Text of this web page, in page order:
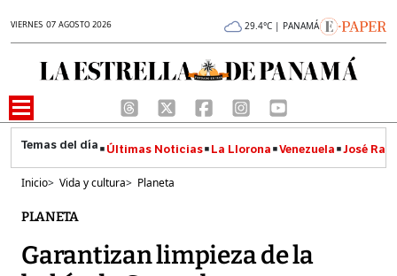
VIERNES 07 AGOSTO 2026 29.4°C | PANAMÁ
Últimas Noticias La Llorona Venezuela José
Inicio> Vida y cultura> Planeta
PLANETA
Garantizan limpieza de la